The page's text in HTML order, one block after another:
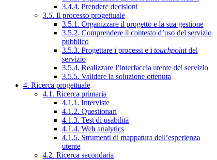
3.4.4. Prendere decisioni
3.5. Il processo progettuale
3.5.1. Organizzare il progetto e la sua gestione
3.5.2. Comprendere il contesto d’uso del servizio
pubblico
3.5.3. Progettare i processi e i touchpointdel
servizio
3.5.4. Realizzare l’interfaccia utente del servizio
3.5.5. Validare la soluzione ottenuta
4. Ricerca progettuale
4.1. Ricerca primaria
4.1.1. Interviste
4.1.2. Questionari
4.1.3. Test di usabilità
4.1.4. Web analytics
4.1.5. Strumenti di mappatura dell’esperienza
utente
4.2. Ricerca secondaria